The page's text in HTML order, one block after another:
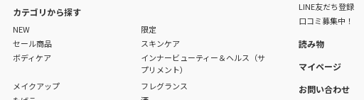
カテゴリから探す
NEW
限定
セール商品
スキンケア
ボディケア
インナービューティー＆ヘルス（サ
プリメント）
メイクアップ
フレグランス
LINE友だち登録
口コミ募集中！
読み物
マイページ
お問い合わせ